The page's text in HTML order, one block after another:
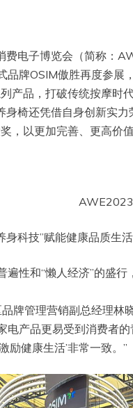
电子博览会（简称：
品牌OSIM傲胜再度参
产品，打破传统按摩时
身椅还凭借自身创新实
，以更加完善、更高价
身科技”赋能健康品质生活
遍性和“懒人经济”的盛
牌管理营销副总经理林
电产品更易受到消费者
励健康生活’非常一致。”